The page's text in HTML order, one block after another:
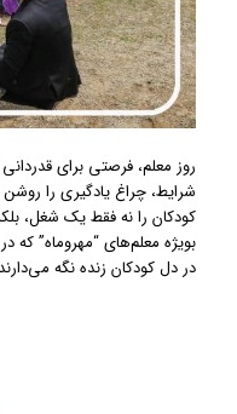
روز معلم، فرصتی برای
شرایط، چراغ یادگیری را
کودکان را نه فقط یک شغل،
بویژه معلم‌های “مهروماه” که
در دل کودکان زنده نگه